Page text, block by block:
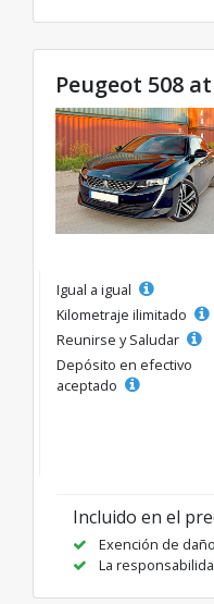
Peugeot 508 at
Igual a igual
Kilometraje ilimitado
Reunirse y Saludar
Depósito en efectivo
aceptado
Incluido en el
Exención de
La